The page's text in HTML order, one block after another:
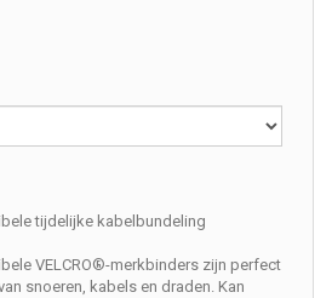
tijdelijke kabelbundeling
VELCRO®-merkbinders zijn perfect
snoeren, kabels en draden. Kan